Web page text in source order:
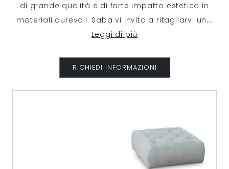
di grande qualità e di forte impatto estetico in
materiali durevoli. Saba vi invita a ritagliarvi un...
Leggi di più
RICHIEDI INFORMAZIONI